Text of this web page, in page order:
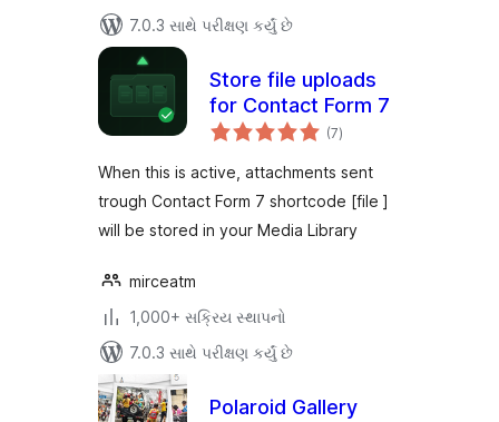
7.0.3 સાથે પરીક્ષણ કર્યું છે
Store file uploads
for Contact Form 7
(7કુલ
રેટિંગ્સ
)
When this is active, attachments sent
trough Contact Form 7 shortcode [file ]
will be stored in your Media Library
mirceatm
1,000+ સક્રિય સ્થાપનો
7.0.3 સાથે પરીક્ષણ કર્યું છે
Polaroid Gallery